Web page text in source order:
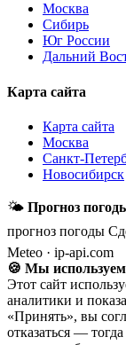
Москва
Сибирь
Юг России
Дальний
Карта сайта
Карта сайта
Москва
Санкт-
Новосибирск
🌤 Прогноз
прогноз погоды
Meteo · ip-api.com
🍪 Мы
Этот сайт
аналитики и
«Принять», вы
отказаться —